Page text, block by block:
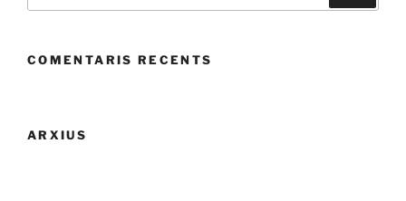
COMENTARIS RECENTS
ARXIUS